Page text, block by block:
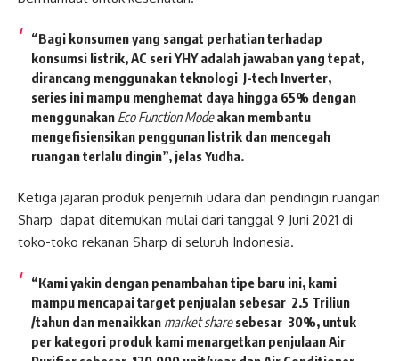
“Bagi konsumen yang sangat perhatian terhadap
konsumsi listrik, AC seri YHY adalah jawaban yang tepat,
dirancang menggunakan teknologi J-tech Inverter,
series ini mampu menghemat daya hingga 65% dengan
menggunakan Eco Function Modeakan membantu
mengefisiensikan penggunan listrik dan mencegah
ruangan terlalu dingin”, jelas Yudha.
Ketiga jajaran produk penjernih udara dan pendingin ruangan
Sharp dapat ditemukan mulai dari tanggal 9 Juni 2021 di
toko-toko rekanan Sharp di seluruh Indonesia.
“Kami yakin dengan penambahan tipe baru ini, kami
mampu mencapai target penjualan sebesar 2.5 Triliun
/tahun dan menaikkan market sharesebesar 30%, untuk
per kategori produk kami menargetkan penjulaan Air